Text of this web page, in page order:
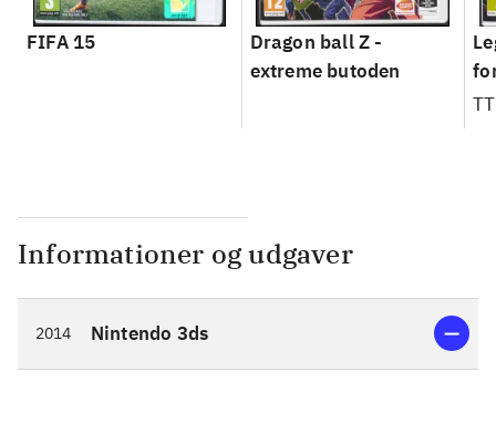
FIFA 15
Dragon ball Z -
extreme butoden
Informationer og udgaver
2014 Nintendo 3ds